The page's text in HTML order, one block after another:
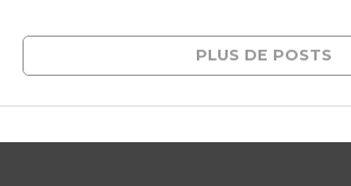
PLUS DE POSTS